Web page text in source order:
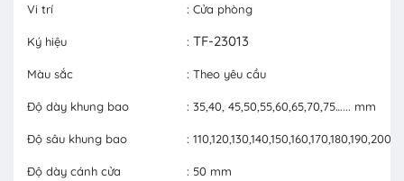
Vi trí : Cửa phòng
Ký hiệu : TF-23013
Màu sắc : Theo yêu cầu
Độ dày khung bao : 35,40, 45,50,55,60,65,70,75…... mm
Độ sâu khung bao :
Độ dày cánh cửa : 50 mm